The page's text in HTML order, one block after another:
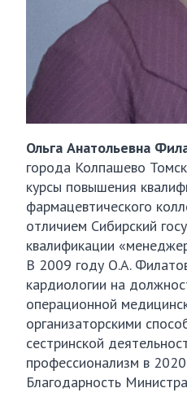
Ольга Анатольевна
города Колпашево
курсы повышения
фармацевтического
отличием Сибирский
квалификации
В 2009 году О.А.
кардиологии на
операционной
организаторскими
сестринской
профессионализм в
Благодарность